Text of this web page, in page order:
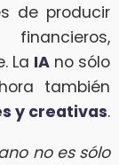
de producir
La IAno sólo
también
y creativas.
no es sólo